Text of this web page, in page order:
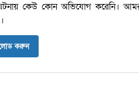
কেউ কোন অভিযোগ করেনি।
করুন